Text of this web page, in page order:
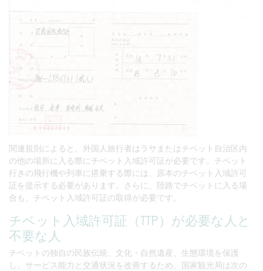
関連規則によると、外国人旅行者はラサまたはチベット自治区内
の他の場所に入る際にチベット入域許可証が必要です。チベット
行きの飛行機や列車に搭乗する際には、原本のチベット入域許可
証を提示する必要があります。さらに、陸路でチベットに入る場
合も、チベット入域許可証の取得が必要です。
チベット入域許可証（TTP）が必要な人と
不要な人
チベットの独自の民族伝統、文化・自然遺産、生態環境を保護
し、サービス能力と交通状況を改善するため、国家観光局は次の